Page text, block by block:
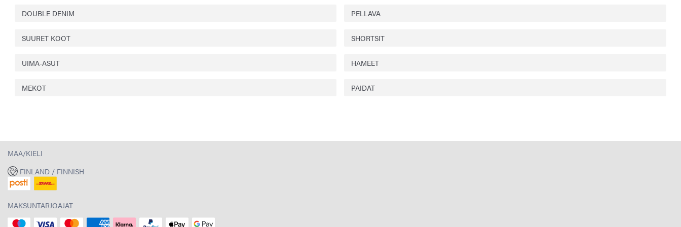
DOUBLE DENIM PELLAVA
SUURET KOOT SHORTSIT
UIMA-ASUT HAMEET
MEKOT PAIDAT
MAA/KIELI
FINLAND / FINNISH
MAKSUNTARJOAJAT